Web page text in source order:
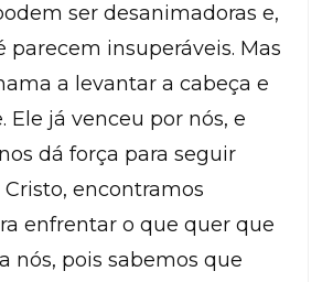
ser desanimadoras e,
parecem insuperáveis. Mas
a levantar a cabeça e
Ele já venceu por nós, e
dá força para seguir
encontramos
enfrentar o que quer que
nós, pois sabemos que